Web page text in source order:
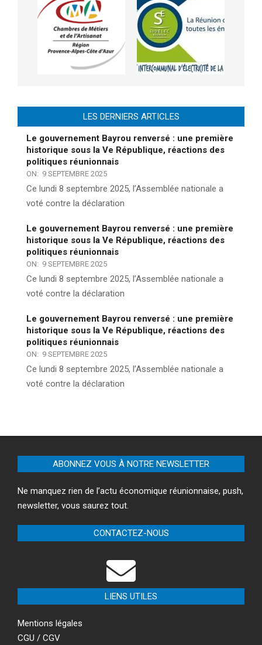
LES DERNIERS ARTICLES
Le gouvernement Bayrou renversé : une première
historique sous la Ve République, réactions des
politiques réunionnais
ON: 9 SEPTEMBRE 2025
Ce lundi 8 septembre 2025, l’Assemblée nationale a
voté contre la déclaration
Le gouvernement Bayrou renversé : une première
historique sous la Ve République, réactions des
politiques réunionnais
ON: 9 SEPTEMBRE 2025
Ce lundi 8 septembre 2025, l’Assemblée nationale a
voté contre la déclaration
Le gouvernement Bayrou renversé : une première
historique sous la Ve République, réactions des
politiques réunionnais
ON: 9 SEPTEMBRE 2025
Ce lundi 8 septembre 2025, l’Assemblée nationale a
voté contre la déclaration
ABONNEZ VOUS À NOTRE NEWSLETTER
Ne manquez rien de l’actu économique réunionnaise, push,
newsletter, vous saurez tout.
CONTACTEZ-NOUS
LIENS UTILES
Mentions légales
CGU / CGV